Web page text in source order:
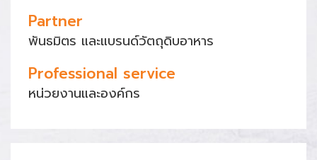
Partner
พันธมิตร และแบรนด์วัตถุดิบอาหาร
Professional service
หน่วยงานและองค์กร